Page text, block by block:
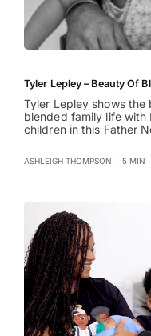
Tyler Lepley – Beauty Of
Tyler Lepley shows
blended family life with
children in this Father
ASHLEIGH THOMPSON 5 MIN